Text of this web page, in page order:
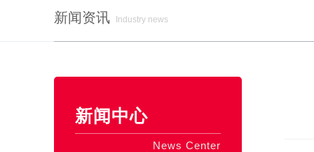
新闻资讯
Industry news
新闻中心
News Center